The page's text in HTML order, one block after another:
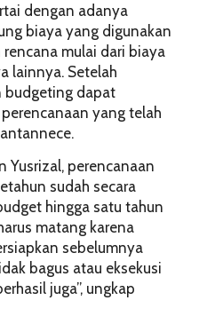
dengan adanya
biaya yang digunakan
mulai dari biaya
lainnya. Setelah
budgeting dapat
yang telah
Yusrizal, perencanaan
sudah secara
hingga satu tahun
matang karena
sebelumnya
bagus atau eksekusi
juga”, ungkap